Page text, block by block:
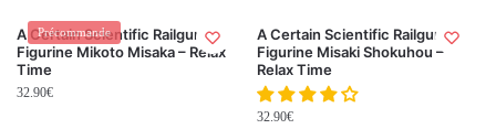
Précommande
A Certain Scientific Railgun T –
Figurine Mikoto Misaka – Relax
Time
32.90€
A Certain Scientific Railgun T –
Figurine Misaki Shokuhou –
Relax Time
32.90€